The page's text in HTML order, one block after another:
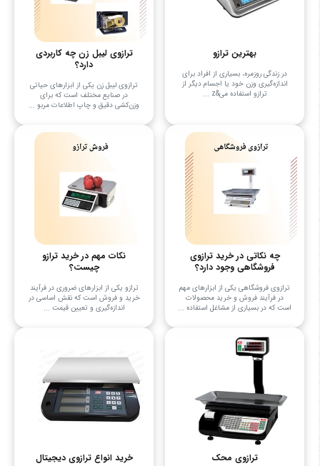
بهترین ترازو
در زندگی روزمره، بسیاری از افراد برای
اندازه‌گیری وزن خود یا اجسام دیگر از
ترازو استفاده می&z ...
ترازوی لیبل زن چه کاربردی
دارد؟
ترازوی لیبل زن یکی از ابزارهای حیاتی
در صنایع مختلف است که برای
وزن‌کشی دقیق و چاپ اطلاعات مربو ...
چه نکاتی در خرید ترازوی
فروشگاهی وجود دارد؟
ترازوی فروشگاهی یکی از ابزارهای مهم
در فرآیند فروش و خرید محصولات
است که در بسیاری از مشاغل استفاده ...
نکات مهم در خرید ترازو
چیست؟
ترازو یکی از ابزارهای ضروری در فرآیند
خرید و فروش است که نقش اساسی در
اندازه‌گیری و تعیین قیمت ...
ترازوی محک خرید انواع ترازوی دیجیتال